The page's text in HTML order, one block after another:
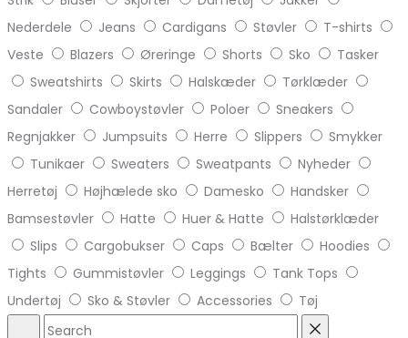
Nederdele
Jeans Cardigans Støvler
T-shirts
Veste
Blazers Øreringe Shorts Sko
Tasker
Sweatshirts
Skirts Halskæder
Tørklæder
Sandaler
Cowboystøvler Poloer
Sneakers
Regnjakker
Jumpsuits Herre Slippers
Smykker
Tunikaer
Sweaters Sweatpants
Nyheder
Herretøj
Højhælede sko Damesko
Handsker
Bamsestøvler
Hatte Huer & Hatte
Halstørklæder
Slips
Cargobukser Caps Bælter
Hoodies
Tights
Gummistøvler Leggings
Tank Tops
Undertøj
Sko & Støvler Accessories Tøj